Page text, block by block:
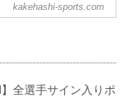
kakehashi-sports.com
全選手サイン入りポ